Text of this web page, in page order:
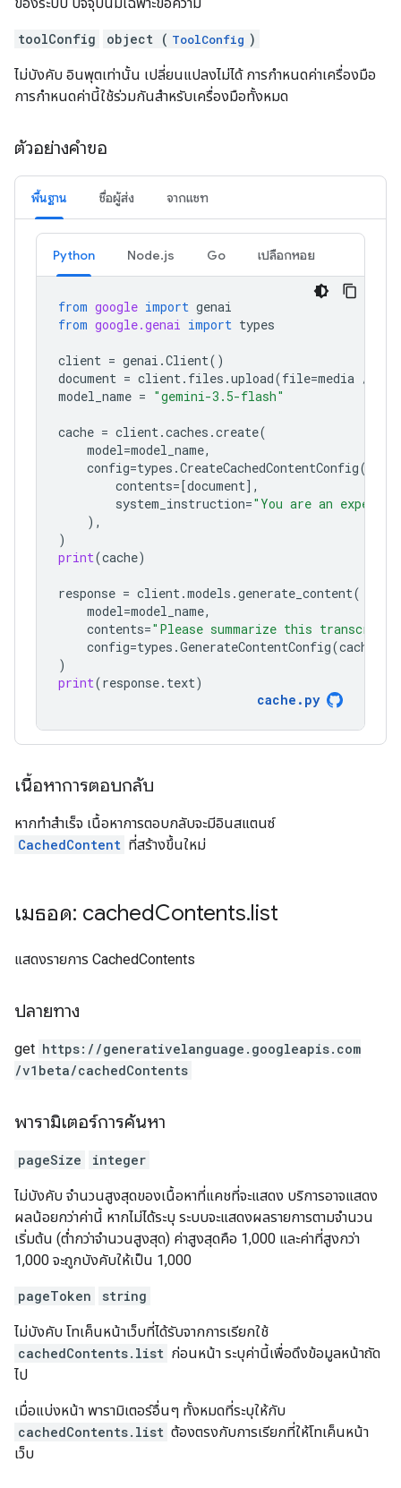
toolConfig object ( ToolConfig )
ไม่บังคับ อินพุตเท่านั้น เปลี่ยนแปลงไม่ได้ การกำหนดค่าเครื่องมือ
การกำหนดค่านี้ใช้ร่วมกันสำหรับเครื่องมือทั้งหมด
ตัวอย่างคำขอ
พื้นฐาน ชื่อผู้ส่ง จากแชท
Python Node.js Go เปลือกหอย
from google import genai
from google.genai import types
client = genai .Client()
document = client. files .upload(file=media /
model_name = "gemini-3.5-flash"
cache = client.caches .create(
model=model_name,
config=types .CreateCachedContentConfig(
contents=[document],
system_instruction="You are an expert
),
)
print(cache)
response = client.models .generate_content(
model=model_name,
contents="Please summarize this transcript"
config=types .GenerateContentConfig(
)
print(response. text)
cache . py
เนื้อหาการตอบกลับ
หากทำสำเร็จ เนื้อหาการตอบกลับจะมีอินสแตนซ์
CachedContent ที่สร้างขึ้นใหม่
เมธอด: cachedContents.list
แสดงรายการ CachedContents
ปลายทาง
get https: / /generativelanguage.googleapis.com
/v1beta/cachedContents
พารามิเตอร์การค้นหา
pageSize integer
ไม่บังคับ จำนวนสูงสุดของเนื้อหาที่แคชที่จะแสดง บริการอาจแสดง
ผลน้อยกว่าค่านี้ หากไม่ได้ระบุ ระบบจะแสดงผลรายการตามจำนวน
เริ่มต้น (ต่ำกว่าจำนวนสูงสุด) ค่าสูงสุดคือ 1,000 และค่าที่สูงกว่า
1,000 จะถูกบังคับให้เป็น 1,000
pageToken string
ไม่บังคับ โทเค็นหน้าเว็บที่ได้รับจากการเรียกใช้
cachedContents.list ก่อนหน้า ระบุค่านี้เพื่อดึงข้อมูลหน้าถัด
ไป
เมื่อแบ่งหน้า พารามิเตอร์อื่นๆ ทั้งหมดที่ระบุให้กับ
cachedContents.list ต้องตรงกับการเรียกที่ให้โทเค็นหน้า
เว็บ